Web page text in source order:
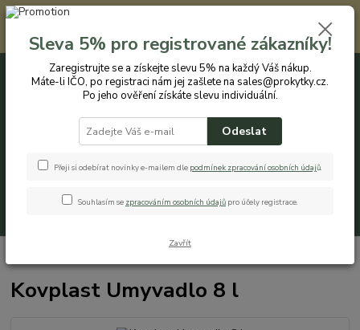
Registrovaným zákazníkům nabízíme slevu 5% na každý nákup. Máte-li
IČO, po registraci nám jej zašlete na sales@prokytky.cz. Po jeho ověření
získáte slevu individuální. Přejít na registraci →
CZK
+420 774 544 973 0ks
Kovplast Umyvadlo 8 l
Sleva 5% pro registrované zákazníky!
Zaregistrujte se a získejte slevu 5% na každý Váš nákup.
Máte-li IČO, po registraci nám jej zašlete na sales@prokytky.cz.
Po jeho ověření získáte slevu individuální.
Odeslat
Přeji si odebírat novinky e-mailem dle podmínek zpracování osobních údajů.
Souhlasím se zpracováním osobních údajů pro účely registrace.
Zavřít